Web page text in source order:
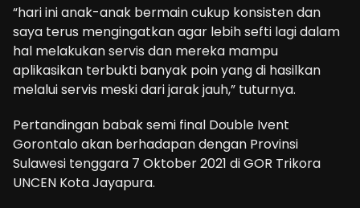
“hari ini anak-anak bermain cukup konsisten dan
saya terus mengingatkan agar lebih sefti lagi dalam
hal melakukan servis dan mereka mampu
aplikasikan terbukti banyak poin yang di hasilkan
melalui servis meski dari jarak jauh,” tuturnya.
Pertandingan babak semi final Double Ivent
Gorontalo akan berhadapan dengan Provinsi
Sulawesi tenggara 7 Oktober 2021 di GOR Trikora
UNCEN Kota Jayapura.